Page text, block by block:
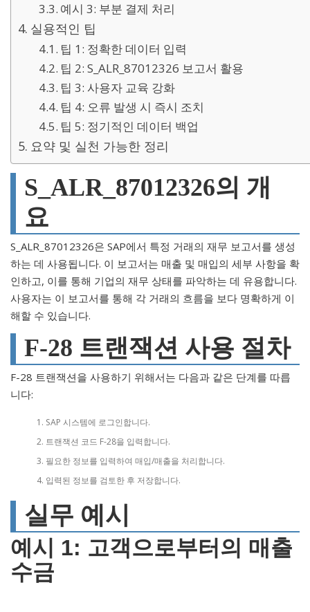
예시 3: 부분 결제 처리
실용적인 팁
팁 1: 정확한 데이터 입력
팁 2: S_ALR_87012326 보고서 활용
팁 3: 사용자 교육 강화
팁 4: 오류 발생 시 즉시 조치
팁 5: 정기적인 데이터 백업
요약 및 실천 가능한 정리
S_ALR_87012326의 개
요
S_ALR_87012326은 SAP에서 특정 거래의 재무 보고서를 생성
하는 데 사용됩니다. 이 보고서는 매출 및 매입의 세부 사항을 확
인하고, 이를 통해 기업의 재무 상태를 파악하는 데 유용합니다.
사용자는 이 보고서를 통해 각 거래의 흐름을 보다 명확하게 이
해할 수 있습니다.
F-28 트랜잭션 사용 절차
F-28 트랜잭션을 사용하기 위해서는 다음과 같은 단계를 따릅
니다:
SAP 시스템에 로그인합니다.
트랜잭션 코드 F-28을 입력합니다.
필요한 정보를 입력하여 매입/매출을 처리합니다.
입력된 정보를 검토한 후 저장합니다.
실무 예시
예시 1: 고객으로부터의 매출
수금